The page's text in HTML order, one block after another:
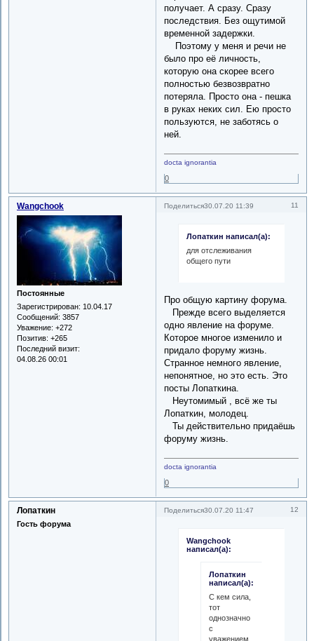
получает. А сразу. Сразу
последствия. Без ощутимой
временной задержки.
Поэтому у меня и речи не
было про её личность,
которую она скорее всего
полностью безвозвратно
потеряла. Просто она - пешка
в руках неких сил. Ею просто
пользуются, не заботясь о
ней.
docta ignorantia
0
Поделиться 11
30.07.20 11:39
Wangchook
Постоянные
Зарегистрирован: 10.04.17
Сообщений: 3857
Уважение: +272
Позитив: +265
Последний визит:
04.08.26 00:01
Лопаткин написал(а):
для отслеживания
общего пути
Про общую картину форума.
Прежде всего выделяется
одно явление на форуме.
Которое многое изменило и
придало форуму жизнь.
Странное немного явление,
непонятное, но это есть. Это
посты Лопаткина.
Неутомимый , всё же ты
Лопаткин, молодец.
Ты действительно придаёшь
форуму жизнь.
docta ignorantia
0
Поделиться 12
30.07.20 11:47
Лопаткин
Гость форума
Wangchook
написал(а):
Лопаткин
написал(а):
С кем сила,
тот
однозначно
с
уважением